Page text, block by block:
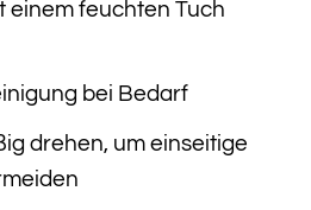
einem feuchten Tuch
bei Bedarf
drehen, um einseitige